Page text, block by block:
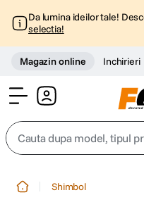
Da lumina ideilor tale!
selectia!
Magazin online Inchirieri
Cauta dupa model, tipul
Shimbol